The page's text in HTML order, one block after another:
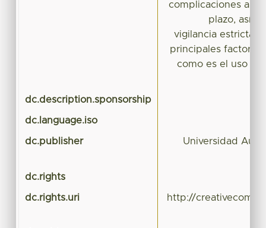
complicaciones a
plazo, así
vigilancia estricta
principales factores
como es el uso
dc.description.sponsorship
dc.language.iso
dc.publisher Universidad
dc.rights
dc.rights.uri http://